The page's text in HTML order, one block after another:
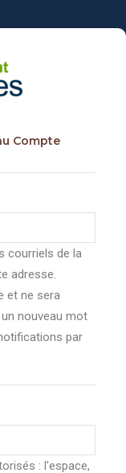
Compte
courriels de la
adresse.
et ne sera
nouveau mot
par
: l'espace,